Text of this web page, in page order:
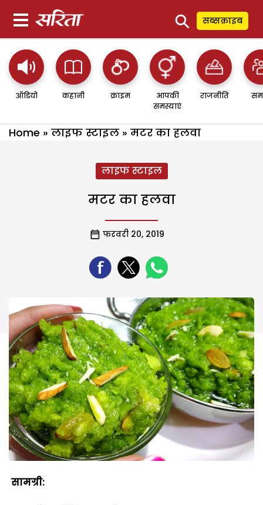
⚲ सब्सक्राइब
ऑडियो कहानी क्राइम
आपकी
समस्याएं
राजनीति
Home » लाइफ स्टाइल » मटर का हलवा
लाइफ स्टाइल
मटर का हलवा
फरवरी 20, 2019
सामग्री: